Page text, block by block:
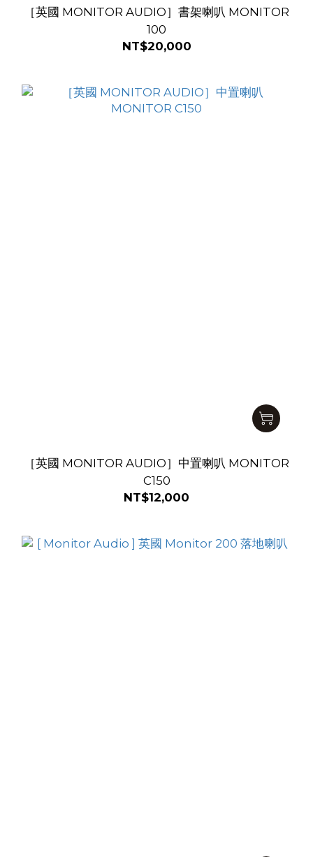
［英國 MONITOR AUDIO］書架喇叭 MONITOR
100
NT$20,000
［英國 MONITOR AUDIO］中置喇叭 MONITOR
C150
NT$12,000